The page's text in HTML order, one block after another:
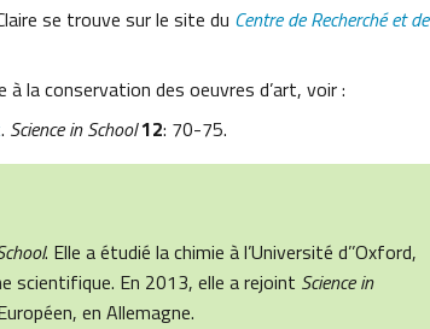
se trouve sur le site du Centre de Recherché et de
à la conservation des oeuvres d’art, voir :
. Science in School12: 70-75.
. Elle a étudié la chimie à l’Université d’’Oxford,
scientifique. En 2013, elle a rejoint Science in
en Allemagne.